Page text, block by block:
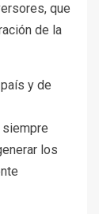
que
de la
y de
los